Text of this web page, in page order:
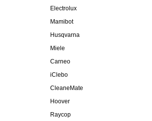
Electrolux
Mamibot
Husqvarna
Miele
Carneo
iClebo
CleaneMate
Hoover
Raycop